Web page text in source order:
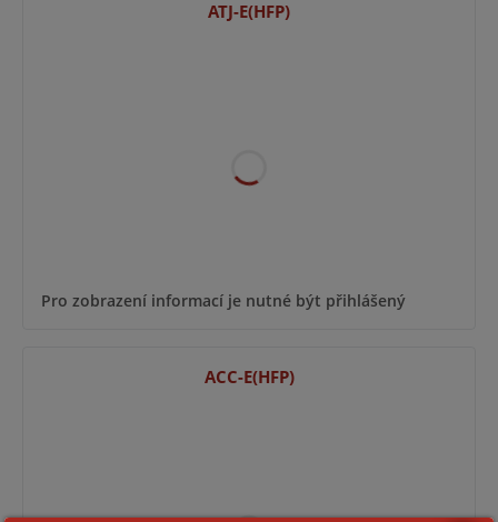
ATJ-E(HFP)
Pro zobrazení informací je nutné být přihlášený
ACC-E(HFP)